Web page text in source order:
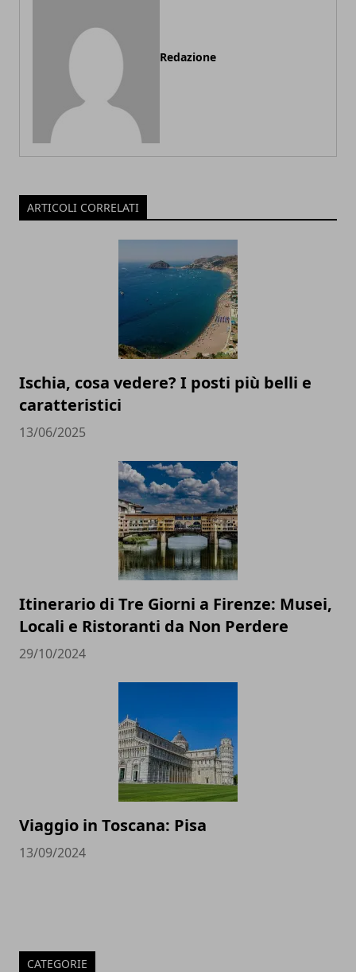
Redazione
ARTICOLI CORRELATI
Ischia, cosa vedere? I posti più belli e
caratteristici
13/06/2025
Itinerario di Tre Giorni a Firenze: Musei,
Locali e Ristoranti da Non Perdere
29/10/2024
Viaggio in Toscana: Pisa
13/09/2024
CATEGORIE